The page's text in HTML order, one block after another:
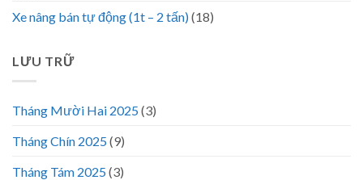
Xe nâng bán tự động (1t – 2 tấn)(18)
LƯU TRỮ
Tháng Mười Hai 2025(3)
Tháng Chín 2025(9)
Tháng Tám 2025(3)